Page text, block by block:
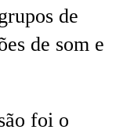
de
de som e
foi o